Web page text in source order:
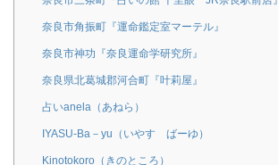
奈良市角振町『運命鑑定室マーテル』
奈良市神功『奈良運命学研究所』
奈良県北葛城郡河合町『叶莉屋』
占いanela（あねら）
IYASU-Ba－yu（いやす ばーゆ）
Kinotokoro（きのところ）